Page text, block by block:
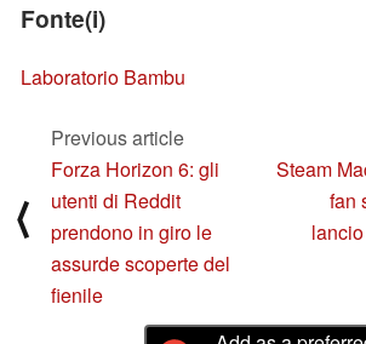
Fonte(i)
Laboratorio Bambu
⟨
Previous article
Forza Horizon 6: gli
utenti di Reddit
prendono in giro le
assurde scoperte del
fienile
Steam
fan